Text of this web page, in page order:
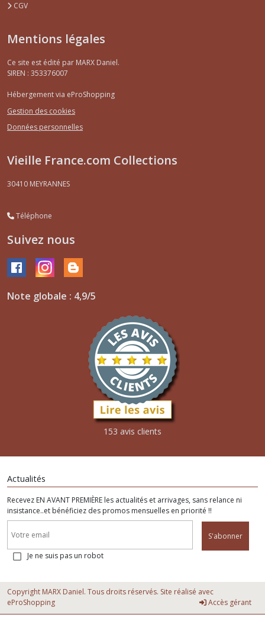
CGV
Mentions légales
Ce site est édité par MARX Daniel.
SIREN : 353376007
Hébergement via eProShopping
Gestion des cookies
Données personnelles
Vieille France.com Collections
30410 MEYRANNES
Téléphone
Suivez nous
Note globale : 4,9/5
153 avis clients
Actualités
Recevez EN AVANT PREMIÈRE les actualités et arrivages, sans relance ni
insistance..et bénéficiez des promos mensuelles en priorité !!
S'abonner
Je ne suis pas un robot
Copyright MARX Daniel. Tous droits réservés. Site réalisé avec
eProShopping
Accès gérant